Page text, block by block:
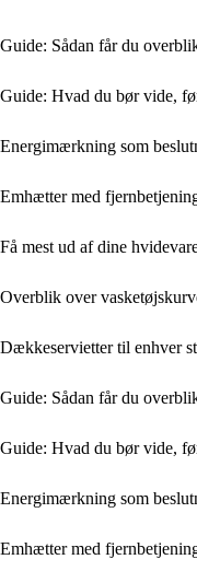
Guide: Sådan får du
Guide: Hvad du bør vide,
Energimærkning som
Emhætter med
Få mest ud af dine
Overblik over
Dækkeservietter til enhver
Guide: Sådan får du
Guide: Hvad du bør vide,
Energimærkning som
Emhætter med